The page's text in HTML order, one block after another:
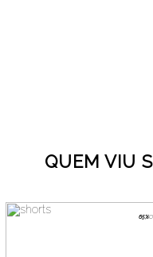
QUEM VIU
65%